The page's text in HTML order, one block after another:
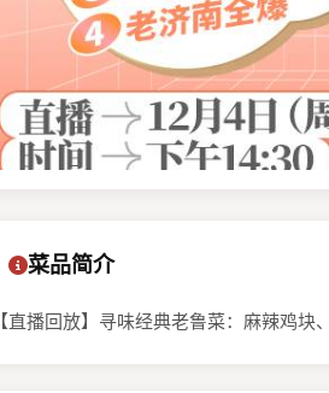
菜品简介
【直播回放】寻味经典老鲁菜：麻辣鸡